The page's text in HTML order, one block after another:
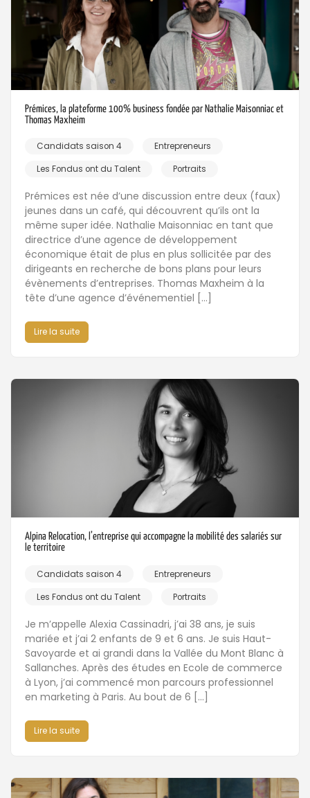
Prémices, la plateforme 100% business fondée par Nathalie Maisonniac et
Thomas Maxheim
Candidats saison 4 Entrepreneurs
Les Fondus ont du Talent Portraits
Prémices est née d’une discussion entre deux (faux)
jeunes dans un café, qui découvrent qu’ils ont la
même super idée. Nathalie Maisonniac en tant que
directrice d’une agence de développement
économique était de plus en plus sollicitée par des
dirigeants en recherche de bons plans pour leurs
évènements d’entreprises. Thomas Maxheim à la
tête d’une agence d’événementiel […]
Lire la suite
Alpina Relocation, l’entreprise qui accompagne la mobilité des salariés sur
le territoire
Candidats saison 4 Entrepreneurs
Les Fondus ont du Talent Portraits
Je m’appelle Alexia Cassinadri, j’ai 38 ans, je suis
mariée et j’ai 2 enfants de 9 et 6 ans. Je suis Haut-
Savoyarde et ai grandi dans la Vallée du Mont Blanc à
Sallanches. Après des études en Ecole de commerce
à Lyon, j’ai commencé mon parcours professionnel
en marketing à Paris. Au bout de 6 […]
Lire la suite